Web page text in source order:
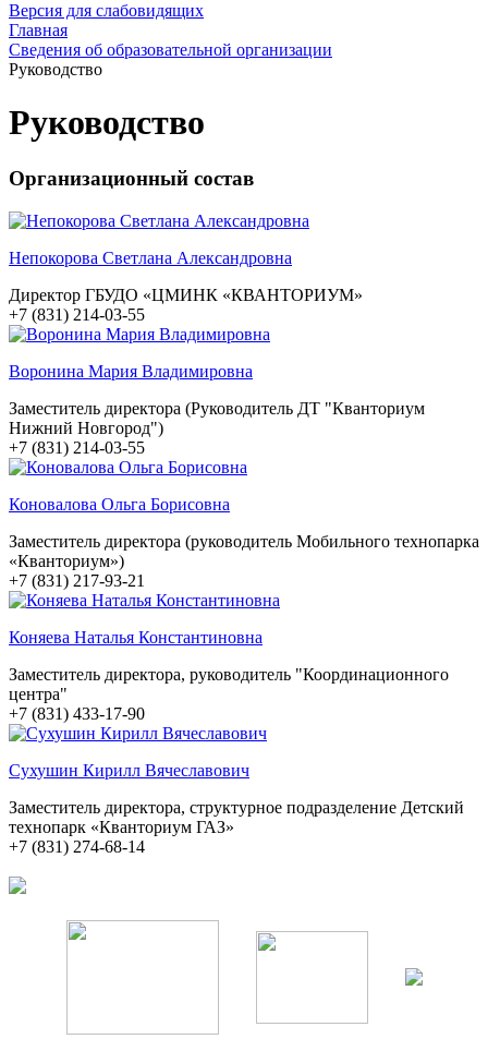
Версия для слабовидящих
Главная
Сведения об образовательной организации
Руководство
Руководство
Организационный состав
Непокорова Светлана Александровна
Директор ГБУДО «ЦМИНК «КВАНТОРИУМ»
+7 (831) 214-03-55
Воронина Мария Владимировна
Заместитель директора (Руководитель ДТ "Кванториум
Нижний Новгород")
+7 (831) 214-03-55
Коновалова Ольга Борисовна
Заместитель директора (руководитель Мобильного технопарка
«Кванториум»)
+7 (831) 217-93-21
Коняева Наталья Константиновна
Заместитель директора, руководитель "Координационного
центра"
+7 (831) 433-17-90
Сухушин Кирилл Вячеславович
Заместитель директора, структурное подразделение Детский
технопарк «Кванториум ГАЗ»
+7 (831) 274-68-14